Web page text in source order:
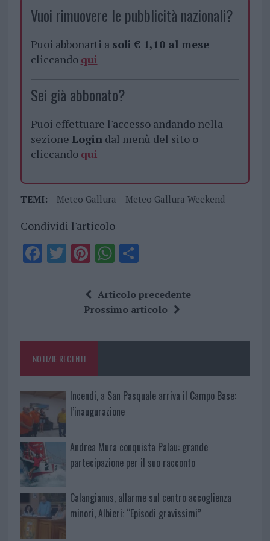
Vuoi rimuovere le pubblicità nazionali?
Puoi abbonarti a soli € 1,10 al mese
cliccando qui
Sei già abbonato?
Puoi effettuare l'accesso andando nella
sezione Logindal menù del sito o
cliccando qui
TEMI: Meteo Gallura Meteo Gallura Weekend
Condividi l'articolo
F
o
k
T Pi
te
re
W
at
s
p
S
a
re
Articolo precedente
Prossimo articolo
NOTIZIE RECENTI
Incendi, a San Pasquale arriva il Campo Base:
l’inaugurazione
Andrea Mura conquista Palau: grande
partecipazione per il suo racconto
Calangianus, allarme sul centro accoglienza
minori, Albieri: “Episodi gravissimi”